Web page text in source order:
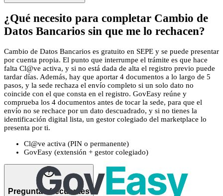
¿Qué necesito para completar Cambio de
Datos Bancarios sin que me lo rechacen?
Cambio de Datos Bancarios es gratuito en SEPE y se puede presentar
por cuenta propia. El punto que interrumpe el trámite es que hace
falta Cl@ve activa, y si no está dada de alta el registro previo puede
tardar días. Además, hay que aportar 4 documentos a lo largo de 5
pasos, y la sede rechaza el envío completo si un solo dato no
coincide con el que consta en el registro. GovEasy reúne y
comprueba los 4 documentos antes de tocar la sede, para que el
envío no se rechace por un dato descuadrado, y si no tienes la
identificación digital lista, un gestor colegiado del marketplace lo
presenta por ti.
Cl@ve activa (PIN o permanente)
GovEasy (extensión + gestor colegiado)
Preguntas frecuentes